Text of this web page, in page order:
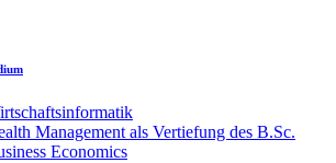
Management als Vertiefung des B.Sc.
Economics